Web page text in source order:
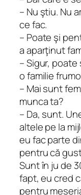
– Nu ştiu. Nu
ce fac.
– Poate şi
a aparţinut
– Sigur, poate
o familie
– Mai sunt
munca ta?
– Da, sunt.
altele pe la
eu fac parte
pentru că
Sunt în ju de
fapt, eu cred
pentru